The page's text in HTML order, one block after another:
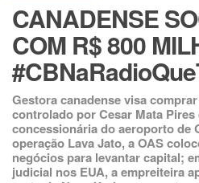
CANADENSE
COM R$ 800
Gestora canadense visa
controlado por Cesar Mata Pires
concessionária do aeroporto de
operação Lava Jato, a OAS
negócios para levantar capital;
judicial nos EUA, a empreiteira